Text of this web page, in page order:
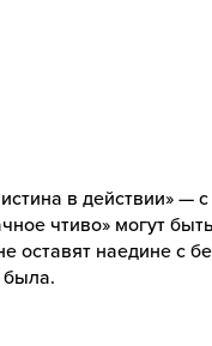
в действии»
чтиво» могут
оставят наедине с